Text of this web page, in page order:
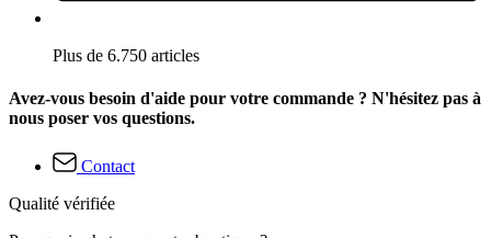
Plus de 6.750 articles
Avez-vous besoin d'aide pour votre commande ? N'hésitez pas à
nous poser vos questions.
Contact
Qualité vérifiée